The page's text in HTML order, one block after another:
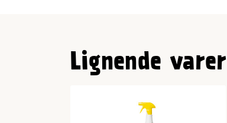
Lignende varer